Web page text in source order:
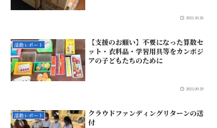
2021.10.26
活動レポート
【支援のお願い】不要になった算数セ
ット・衣料品・学習用具等をカンボジ
アの子どもたちのために
2021.09.29
活動レポート
クラウドファンディングリターンの送
付